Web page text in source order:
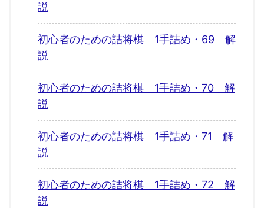
説
初心者のための詰将棋 1手詰め・69 解
説
初心者のための詰将棋 1手詰め・70 解
説
初心者のための詰将棋 1手詰め・71 解
説
初心者のための詰将棋 1手詰め・72 解
説